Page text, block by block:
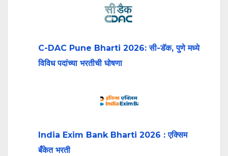
C-DAC Pune Bharti 2026: सी-डॅक, पुणे मध्ये
विविध पदांच्या भरतीची घोषणा
India Exim Bank Bharti 2026 : एक्सिम
बँकेत भरती